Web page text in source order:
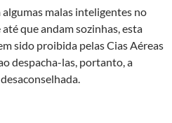
malas inteligentes no
que andam sozinhas, esta
sido proibida pelas Cias Aéreas
despacha-las, portanto, a